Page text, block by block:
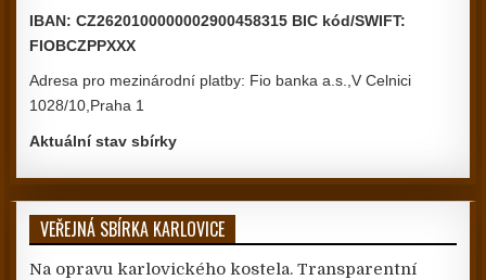
IBAN: CZ2620100000002900458315 BIC kód/SWIFT:
FIOBCZPPXXX
Adresa pro mezinárodní platby: Fio banka a.s.,V Celnici
1028/10,Praha 1
Aktuální stav sbírky
VEŘEJNÁ SBÍRKA KARLOVICE
Na opravu karlovického kostela. Transparentní